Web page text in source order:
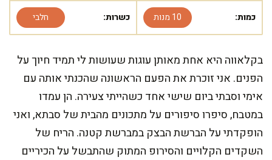
כמות: 10 מנות כשרות: חלבי
בקלאווה היא אחת מאותן עוגות שעושות לי תמיד חיוך על
הפנים. אני זוכרת את הפעם הראשונה שהכנתי אותה עם
אימי וסבתי ביום שישי אחד כשהייתי צעירה. הן עמדו
במטבח, סיפרו סיפורים על מתכונים מהבית של סבתא, ואני
הופקדתי על הברשת הבצק במברשת קטנה. הריח של
השקדים הקלויים והסירופ המתוק שהתבשל על הכיריים